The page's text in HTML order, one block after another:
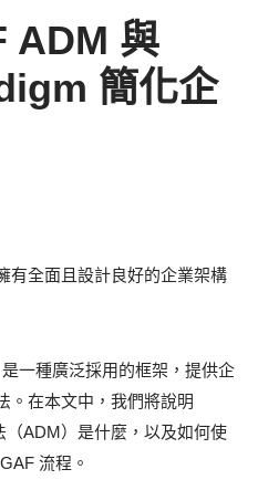
ADM 與
簡化企
有全面且設計良好的企業架構
一種廣泛採用的框架，提供企
。在本文中，我們將說明
ADM）是什麼，以及如何使
流程。